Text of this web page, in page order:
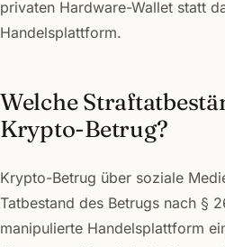
privaten Hardware-Wallet statt
Handelsplattform.
Welche
Krypto-Betrug?
Krypto-Betrug über soziale
Tatbestand des Betrugs nach §
manipulierte Handelsplattform